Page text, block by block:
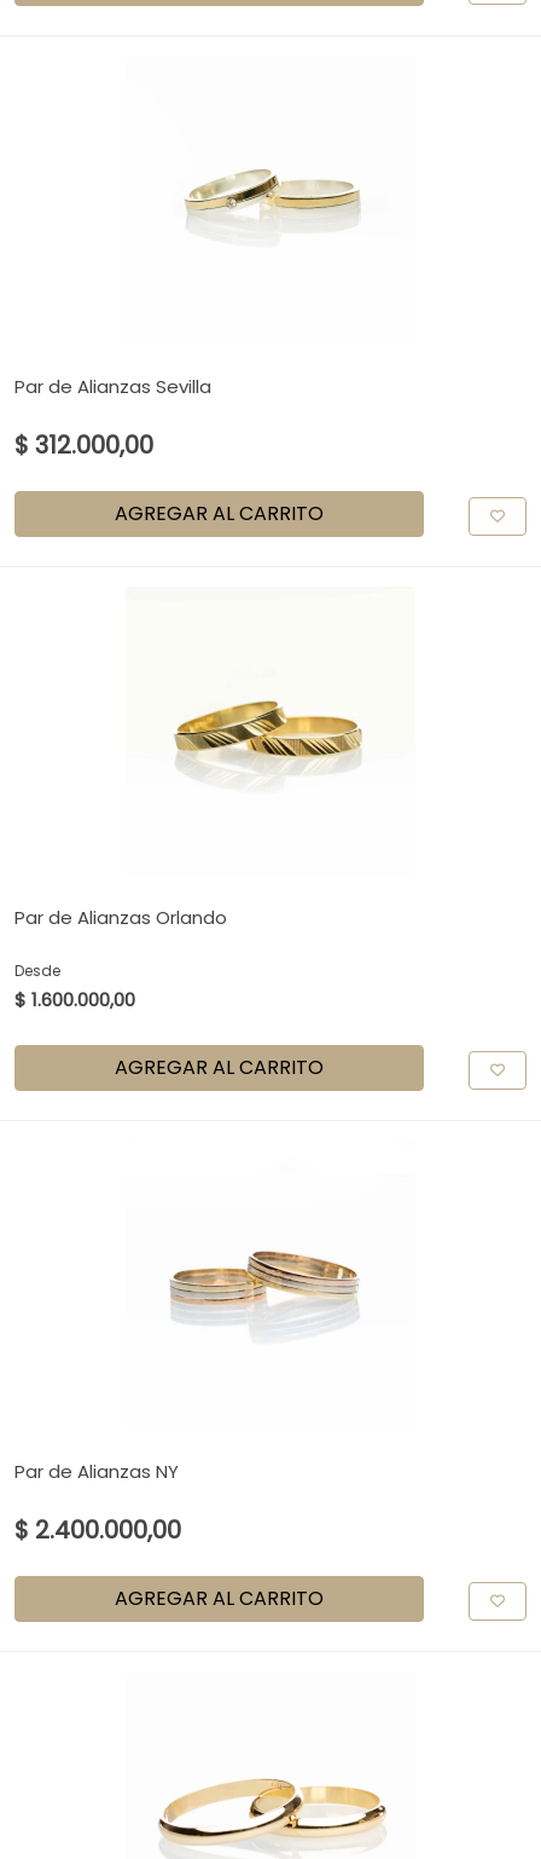
Par de Alianzas Sevilla
$ 312.000,00
AGREGAR AL CARRITO
Par de Alianzas Orlando
Desde
$ 1.600.000,00
AGREGAR AL CARRITO
Par de Alianzas NY
$ 2.400.000,00
AGREGAR AL CARRITO